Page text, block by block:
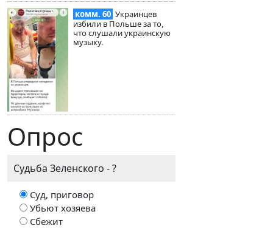
комм. 60 Украинцев
избили в Польше за то,
что слушали украинскую
музыку.
Опрос
Судьба Зеленского - ?
Суд, приговор
Убьют хозяева
Сбежит